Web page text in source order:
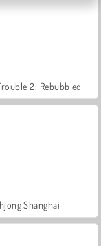
2: Rebubbled
Shanghai